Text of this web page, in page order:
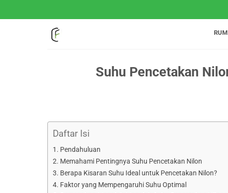
ke
Suhu Pencetakan
Daftar Isi
Pendahuluan
Memahami Pentingnya Suhu Pencetakan Nilon
Berapa Kisaran Suhu Ideal untuk Pencetakan Nilon?
Faktor yang Mempengaruhi Suhu Optimal